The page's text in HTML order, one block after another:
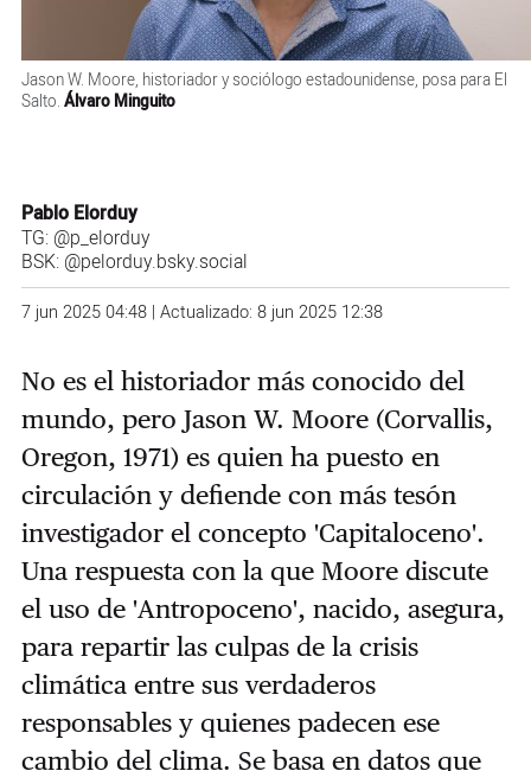
Jason W. Moore, historiador y sociólogo estadounidense, posa para El
Salto. Álvaro Minguito
Pablo Elorduy
TG: @p_elorduy
BSK: @pelorduy.bsky.social
7 jun 2025 04:48 | Actualizado: 8 jun 2025 12:38
No es el historiador más conocido del
mundo, pero Jason W. Moore (Corvallis,
Oregon, 1971) es quien ha puesto en
circulación y defiende con más tesón
investigador el concepto 'Capitaloceno'.
Una respuesta con la que Moore discute
el uso de 'Antropoceno', nacido, asegura,
para repartir las culpas de la crisis
climática entre sus verdaderos
responsables y quienes padecen ese
cambio del clima. Se basa en datos que